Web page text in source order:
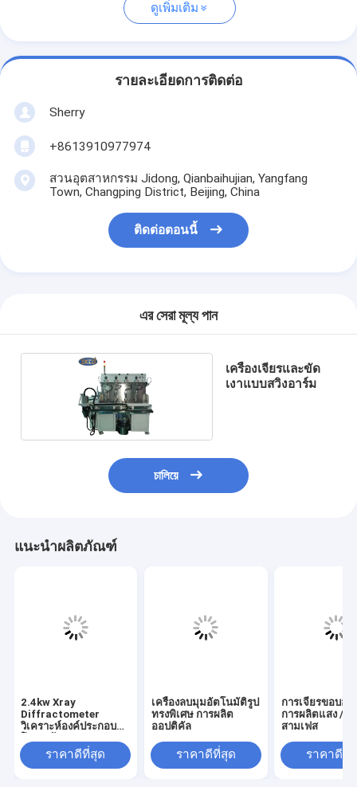
ดูเพิ่มเติม
รายละเอียดการติดต่อ
Sherry
+8613910977974
สวนอุตสาหกรรม Jidong, Qianbaihujian, Yangfang
Town, Changping District, Beijing, China
ติดต่อตอนนี้
এর সেরা মূল্য পান
เครื่องเจียรและขัด
เงาแบบสวิงอาร์ม
চালিয়ে
แนะนำผลิตภัณฑ์
2.4kw Xray
Diffractometer
วิเคราะห์องค์ประกอบ
ผลึก
ราคาดีที่สุด
เครื่องลบมุมอัตโนมัติรูป
ทรงพิเศษ การผลิต
ออปติคัล
ราคาดีที่สุด
การเจียรขอบอุ
การผลิตแสง / เ
สามเฟส
ราคาดีที่